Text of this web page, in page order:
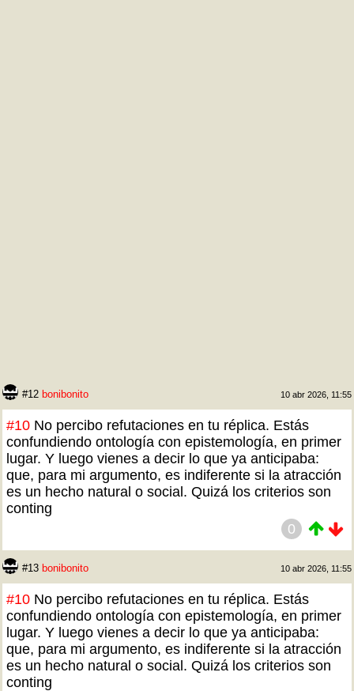
#12 bonibonito 10 abr 2026, 11:55
#10 No percibo refutaciones en tu réplica. Estás
confundiendo ontología con epistemología, en primer
lugar. Y luego vienes a decir lo que ya anticipaba:
que, para mi argumento, es indiferente si la atracción
es un hecho natural o social. Quizá los criterios son
conting
0
#13 bonibonito 10 abr 2026, 11:55
#10 No percibo refutaciones en tu réplica. Estás
confundiendo ontología con epistemología, en primer
lugar. Y luego vienes a decir lo que ya anticipaba:
que, para mi argumento, es indiferente si la atracción
es un hecho natural o social. Quizá los criterios son
conting